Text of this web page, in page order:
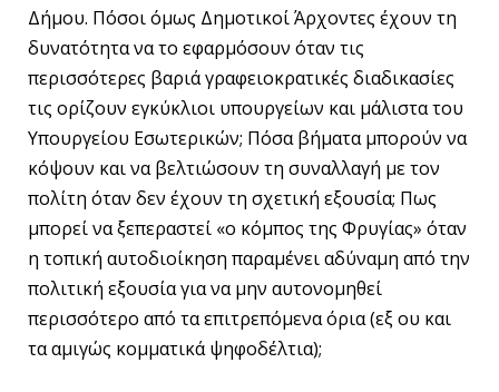
Δήμου. Πόσοι όμως Δημοτικοί Άρχοντες έχουν τη
δυνατότητα να το εφαρμόσουν όταν τις
περισσότερες βαριά γραφειοκρατικές διαδικασίες
τις ορίζουν εγκύκλιοι υπουργείων και μάλιστα του
Υπουργείου Εσωτερικών; Πόσα βήματα μπορούν να
κόψουν και να βελτιώσουν τη συναλλαγή με τον
πολίτη όταν δεν έχουν τη σχετική εξουσία; Πως
μπορεί να ξεπεραστεί «ο κόμπος της Φρυγίας» όταν
η τοπική αυτοδιοίκηση παραμένει αδύναμη από την
πολιτική εξουσία για να μην αυτονομηθεί
περισσότερο από τα επιτρεπόμενα όρια (εξ ου και
τα αμιγώς κομματικά ψηφοδέλτια);